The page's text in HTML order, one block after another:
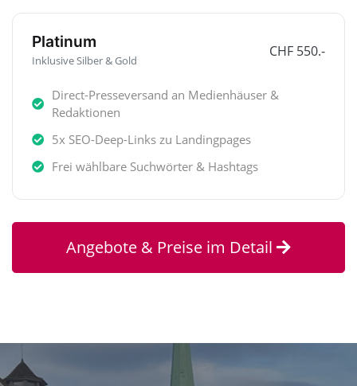
Platinum
Inklusive Silber & Gold
CHF 550.-
Direct-Presseversand an Medienhäuser &
Redaktionen
5x SEO-Deep-Links zu Landingpages
Frei wählbare Suchwörter & Hashtags
Angebote & Preise im Detail